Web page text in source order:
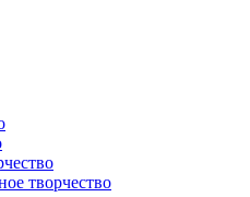
творчество